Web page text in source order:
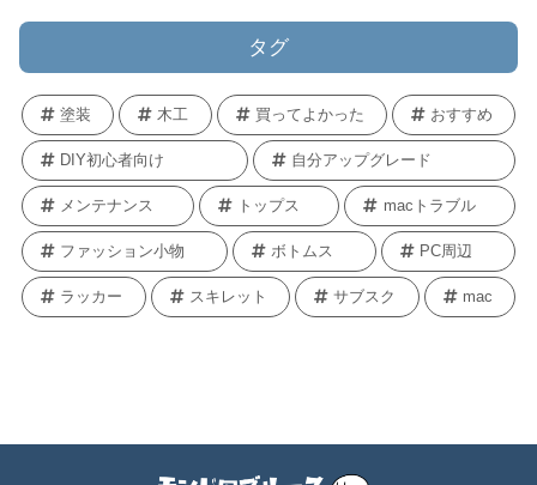
タグ
塗装 木工 買ってよかった おすすめ
DIY初心者向け 自分アップグレード
メンテナンス トップス macトラブル
ファッション小物 ボトムス PC周辺
ラッカー スキレット サブスク mac